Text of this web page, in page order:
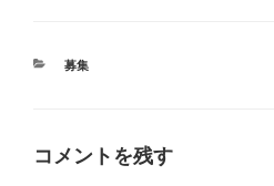
カ
募集
コメントを残す